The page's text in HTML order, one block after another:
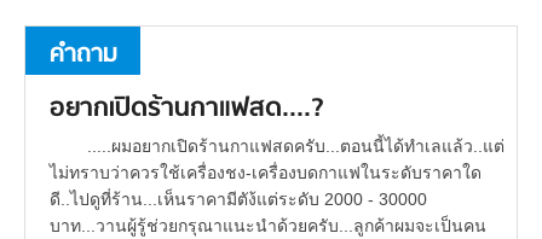
คำถาม
อยากเปิดร้านกาแฟสด....?
.....ผมอยากเปิดร้านกาแฟสดครับ...ตอนนี้ได้ทำเลแล้ว..แต่
ไม่ทราบว่าควรใช้เครื่องชง-เครื่องบดกาแฟในระดับราคาใด
ดี..ไปดูที่ร้าน...เห็นราคามีตัง้แต่ระดับ 2000 - 30000
บาท...วานผู้รู้ช่วยกรุณาแนะนำด้วยครับ...ลูกค้าผมจะเป็นคน